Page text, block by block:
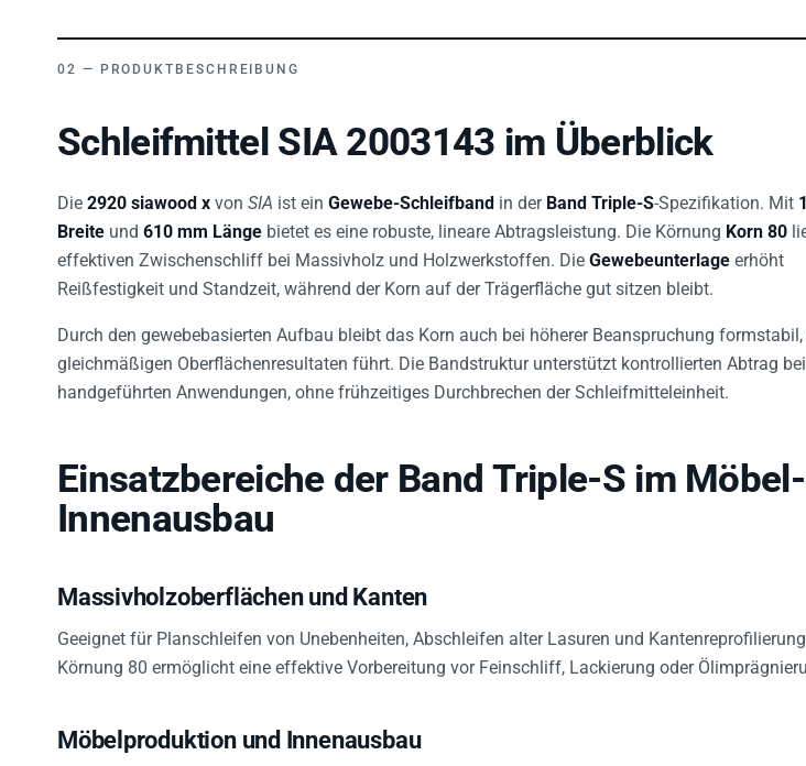
PRODUKTBESCHREIBUNG
Schleifmittel SIA 2003143 im Überblick
Die 2920 siawood x von SIA ist ein Gewebe-Schleifband in der Band Triple-S -Spezifikation. Mit
Breite und 610 mm Länge bietet es eine robuste, lineare Abtragsleistung. Die Körnung Korn 80
effektiven Zwischenschliff bei Massivholz und Holzwerkstoffen. Die Gewebeunterlage erhöht
Reißfestigkeit und Standzeit, während der Korn auf der Trägerfläche gut sitzen bleibt.
Durch den gewebebasierten Aufbau bleibt das Korn auch bei höherer Beanspruchung
gleichmäßigen Oberflächenresultaten führt. Die Bandstruktur unterstützt kontrollierten Abtrag bei
handgeführten Anwendungen, ohne frühzeitiges Durchbrechen der Schleifmitteleinheit.
Einsatzbereiche der Band Triple-S im
Innenausbau
Massivholzoberflächen und Kanten
Geeignet für Planschleifen von Unebenheiten, Abschleifen alter Lasuren und
Körnung 80 ermöglicht eine effektive Vorbereitung vor Feinschliff, Lackierung oder
Möbelproduktion und Innenausbau